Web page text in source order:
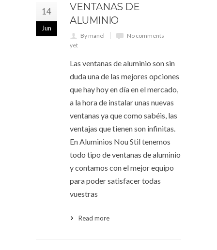
14
Jun
VENTANAS DE
ALUMINIO
By manel
No comments
yet
Las ventanas de aluminio son sin
duda una de las mejores opciones
que hay hoy en día en el mercado,
a la hora de instalar unas nuevas
ventanas ya que como sabéis, las
ventajas que tienen son infinitas.
En Aluminios Nou Stil tenemos
todo tipo de ventanas de aluminio
y contamos con el mejor equipo
para poder satisfacer todas
vuestras
Read more